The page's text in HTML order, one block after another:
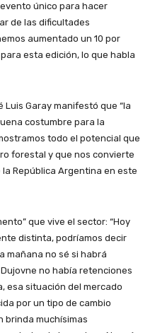
único para hacer
de las dificultades
aumentado un 10 por
esta edición, lo que habla
Luis Garay manifestó que “la
costumbre para la
todo el potencial que
forestal y que nos convierte
República Argentina en este
que vive el sector: “Hoy
distinta, podríamos decir
mañana no sé si habrá
no había retenciones
esa situación del mercado
por un tipo de cambio
brinda muchísimas